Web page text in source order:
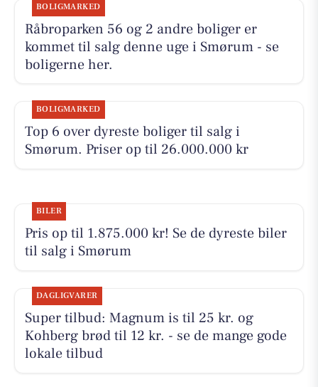
BOLIGMARKED
Råbroparken 56 og 2 andre boliger er
kommet til salg denne uge i Smørum - se
boligerne her.
BOLIGMARKED
Top 6 over dyreste boliger til salg i
Smørum. Priser op til 26.000.000 kr
BILER
Pris op til 1.875.000 kr! Se de dyreste biler
til salg i Smørum
DAGLIGVARER
Super tilbud: Magnum is til 25 kr. og
Kohberg brød til 12 kr. - se de mange gode
lokale tilbud